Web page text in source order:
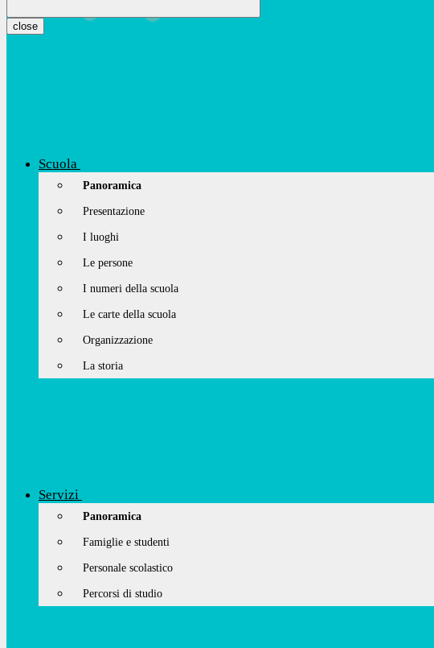
close
Scuola
Panoramica
Presentazione
I luoghi
Le persone
I numeri della scuola
Le carte della scuola
Organizzazione
La storia
Servizi
Panoramica
Famiglie e studenti
Personale scolastico
Percorsi di studio